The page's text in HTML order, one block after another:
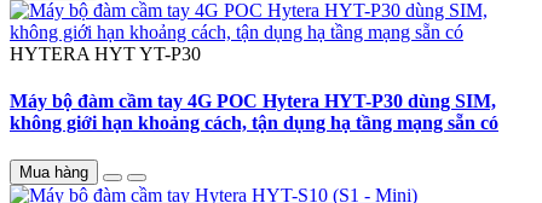
HYTERA HYTYT-P30
Máy bộ đàm cầm tay 4G POC Hytera HYT-P30 dùng SIM,
không giới hạn khoảng cách, tận dụng hạ tầng mạng sẵn có
Mua hàng